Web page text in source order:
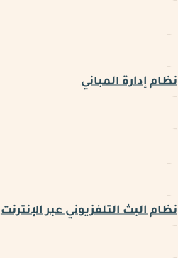
نظام إدارة المباني
نظام البث التلفزيوني عبر الإنترنت